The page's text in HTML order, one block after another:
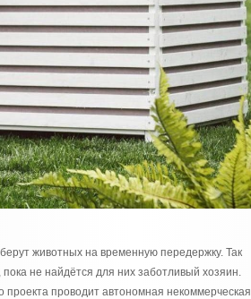
животных на временную передержку. Так
не найдётся для них заботливый хозяин.
проводит автономная некоммерческая